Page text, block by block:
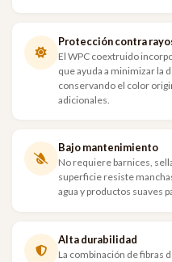
Protección contra
El WPC coextruido
que ayuda a minimizar la
conservando el color
adicionales.
Bajo mantenimiento
No requiere barnices,
superficie resiste
agua y productos suaves
Alta durabilidad
La combinación de fibras